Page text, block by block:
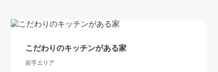
こだわりのキッチンがある家
岩手エリア